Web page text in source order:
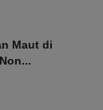
Maut di